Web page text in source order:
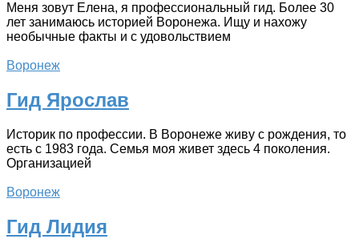
Меня зовут Елена, я профессиональный гид. Более 30
лет занимаюсь историей Воронежа. Ищу и нахожу
необычные факты и с удовольствием
Воронеж
Гид Ярослав
Историк по профессии. В Воронеже живу с рождения, то
есть с 1983 года. Семья моя живет здесь 4 поколения.
Организацией
Воронеж
Гид Лидия